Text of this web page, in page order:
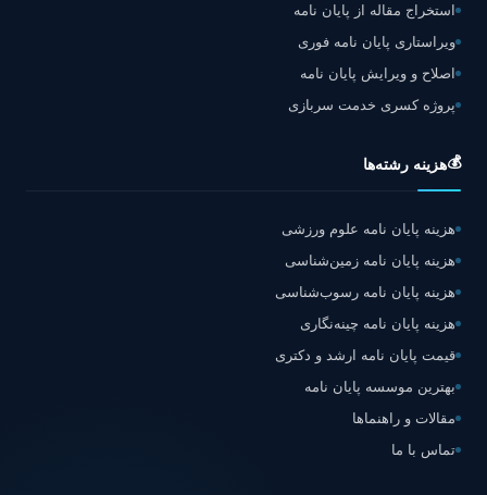
استخراج مقاله از پایان نامه
ویراستاری پایان نامه فوری
اصلاح و ویرایش پایان نامه
پروژه کسری خدمت سربازی
💰هزینه رشته‌ها
هزینه پایان نامه علوم ورزشی
هزینه پایان نامه زمین‌شناسی
هزینه پایان نامه رسوب‌شناسی
هزینه پایان نامه چینه‌نگاری
قیمت پایان نامه ارشد و دکتری
بهترین موسسه پایان نامه
مقالات و راهنماها
تماس با ما